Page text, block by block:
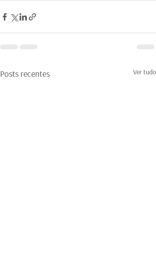
Posts recentes Ver tudo